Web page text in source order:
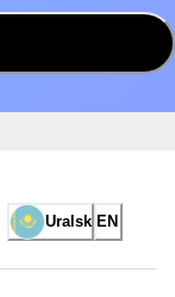
Uralsk EN